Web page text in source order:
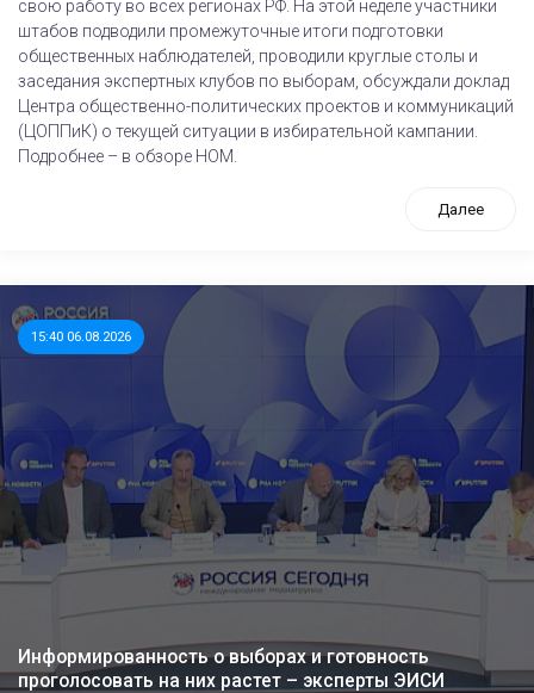
свою работу во всех регионах РФ. На этой неделе участники
штабов подводили промежуточные итоги подготовки
общественных наблюдателей, проводили круглые столы и
заседания экспертных клубов по выборам, обсуждали доклад
Центра общественно-политических проектов и коммуникаций
(ЦОППиК) о текущей ситуации в избирательной кампании.
Подробнее – в обзоре НОМ.
Далее
15:40 06.08.2026
Информированность о выборах и готовность
проголосовать на них растет – эксперты ЭИСИ